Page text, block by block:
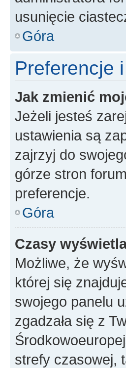
usunięcie
Góra
Preferencje
Jak zmienić
Jeżeli jesteś
ustawienia są
zajrzyj do
górze stron
preferencje.
Góra
Czasy
Możliwe, że
której się
swojego panelu
zgadzała się z
strefy czasowej,